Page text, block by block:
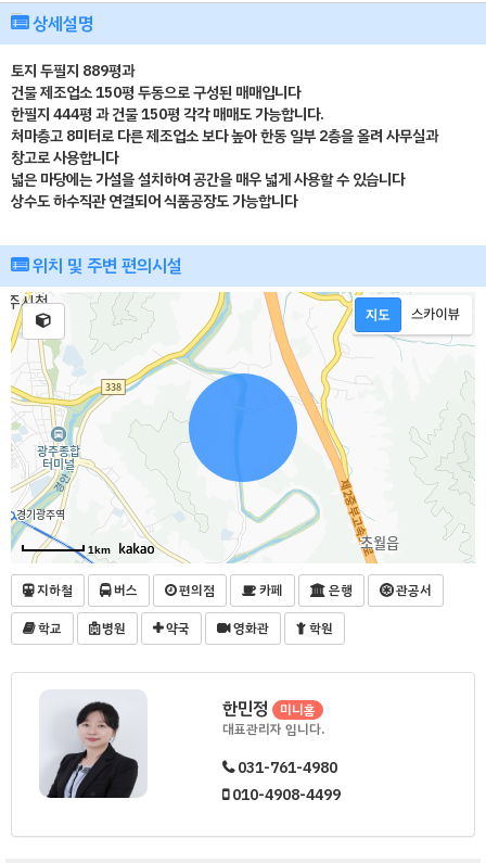
상세설명
토지 두필지 889평과
건물 제조업소 150평 두동으로 구성된 매매입니다
한필지 444평 과 건물 150평 각각 매매도 가능합니다.
처마층고 8미터로 다른 제조업소 보다 높아 한동 일부 2층을 올려 사무실과
창고로 사용합니다
넓은 마당에는 가설을 설치하여 공간을 매우 넓게 사용할 수 있습니다
상수도 하수직관 연결되어 식품공장도 가능합니다
위치 및 주변 편의시설
1km
지하철 버스 편의점 카페 은행
관공서
학교
병원 약국 영화관 학원
한민정 미니홈
대표관리자 입니다.
031-761-4980
010-4908-4499